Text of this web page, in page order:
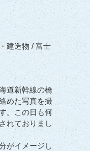
建造物 / 富士
道新幹線の橋
めた写真を撮
。この日も何
れておりまし
がイメージし